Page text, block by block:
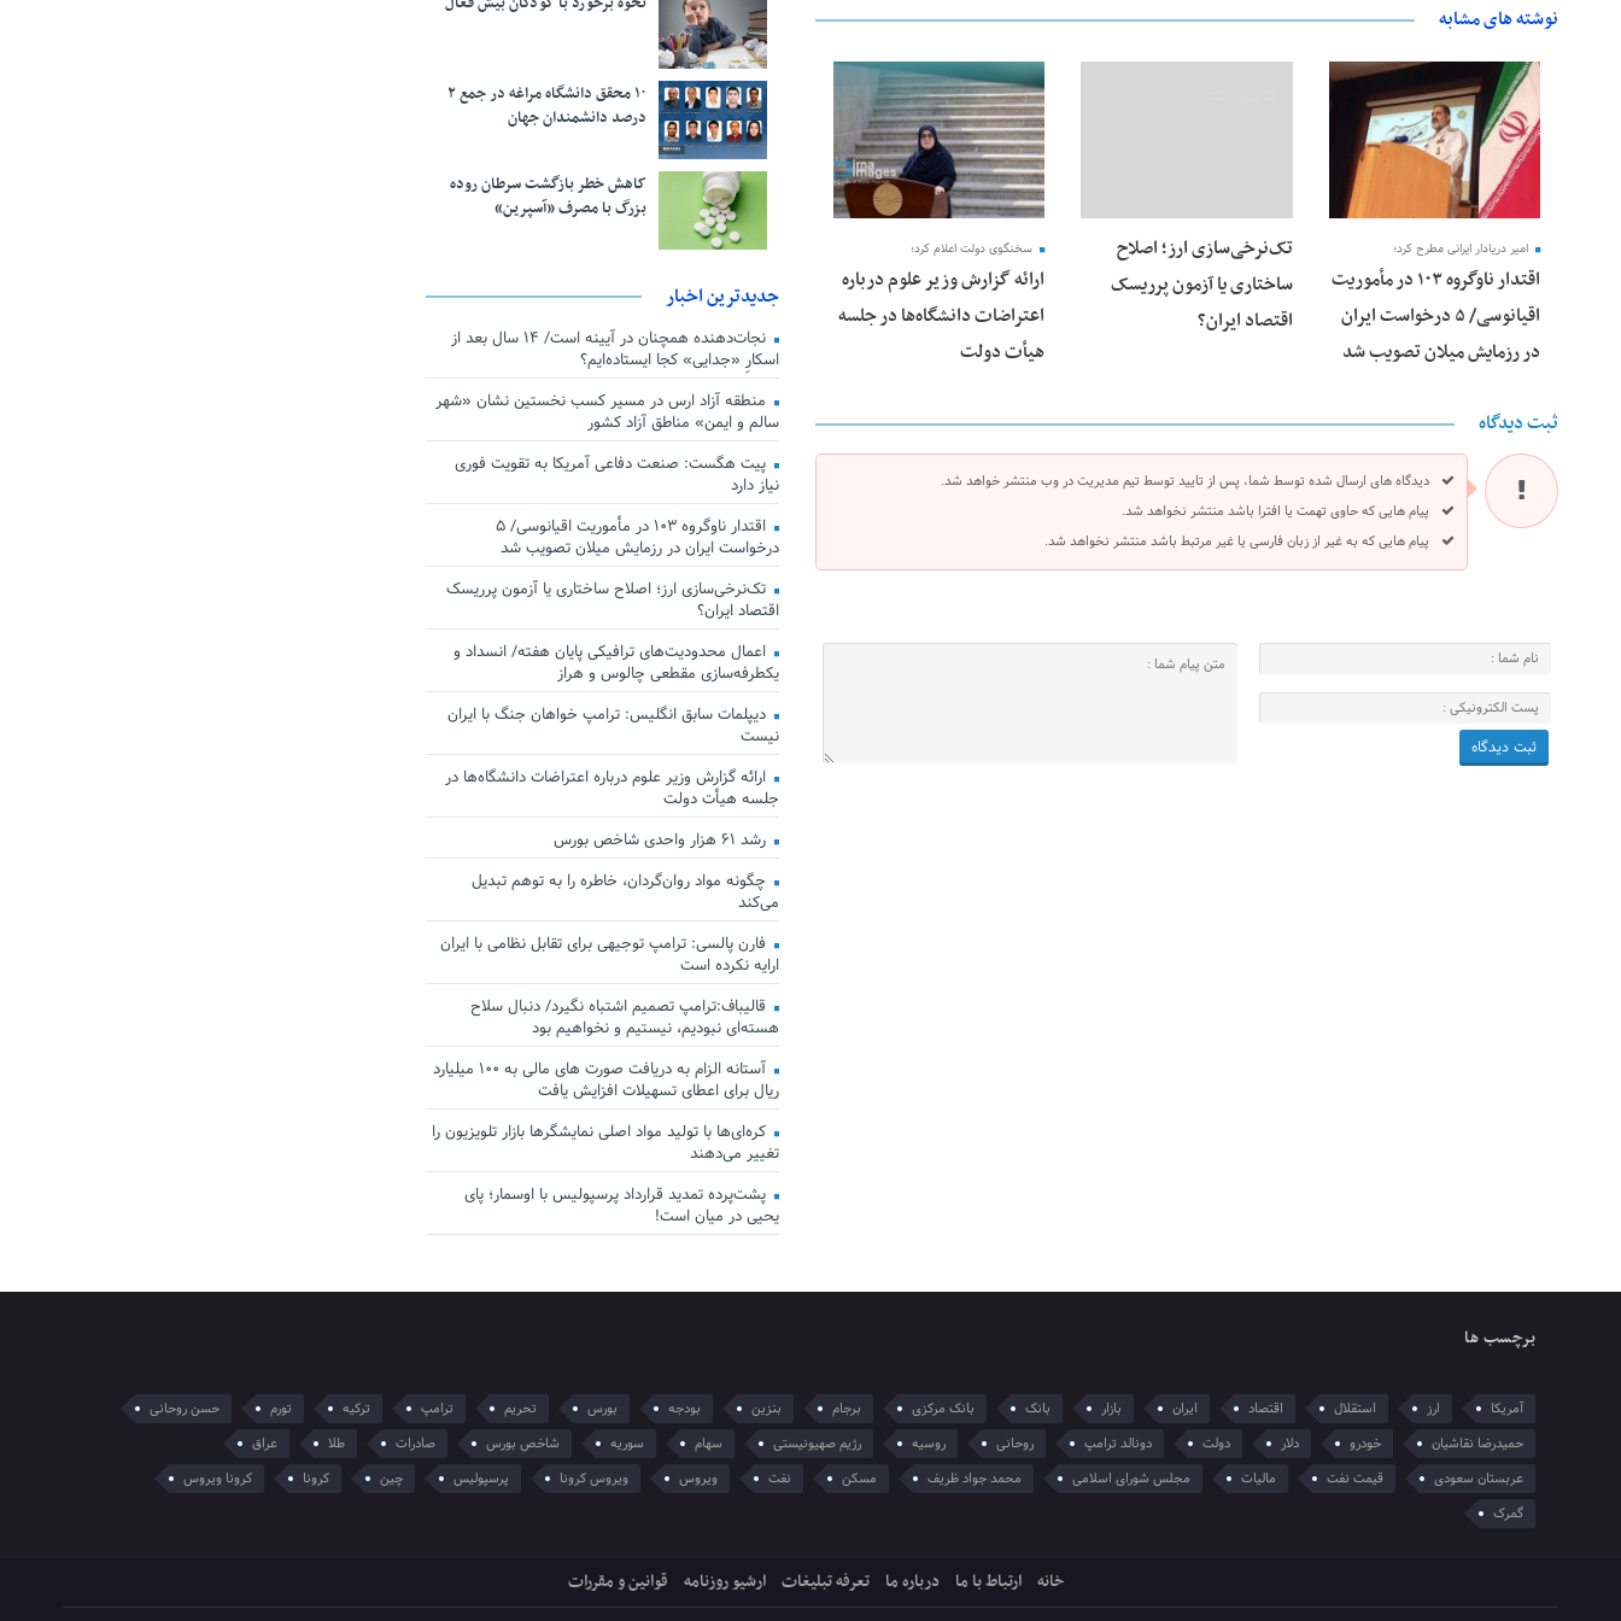
نوشته های مشابه
28 فوریه 2026
امیر دریادار ایرانی مطرح کرد؛
اقتدار ناوگروه ۱۰۳ در مأموریت‌
اقیانوسی/ ۵ درخواست ایران
در رزمایش میلان تصویب شد
تک‌نرخی‌سازی ارز؛ اصلاح
ساختاری یا آزمون پرریسک
اقتصاد ایران؟
25 فوریه 2026
سخنگوی دولت اعلام کرد؛
ارائه گزارش وزیر علوم درباره
اعتراضات دانشگاه‌ها در جلسه
هیأت دولت
ثبت دیدگاه
دیدگاه های ارسال شده توسط شما، پس از تایید توسط تیم مدیریت در وب منتشر خواهد شد.
پیام هایی که حاوی تهمت یا افترا باشد منتشر نخواهد شد.
پیام هایی که به غیر از زبان فارسی یا غیر مرتبط باشد منتشر نخواهد شد.
۱۰ محقق دانشگاه مراغه در جمع ۲
درصد دانشمندان جهان
کاهش خطر بازگشت سرطان روده
بزرگ با مصرف «آسپرین»
جدیدترین اخبار
نجات‌دهنده‌ همچنان در آیینه است/ ۱۴ سال بعد از
اسکارِ «جدایی» کجا ایستاده‌ایم؟
منطقه آزاد ارس در مسیر کسب نخستین نشان «شهر
سالم و ایمن» مناطق آزاد کشور
پیت هگست: صنعت دفاعی آمریکا به تقویت فوری
نیاز دارد
اقتدار ناوگروه ۱۰۳ در مأموریت‌ اقیانوسی/ ۵
درخواست ایران در رزمایش میلان تصویب شد
تک‌نرخی‌سازی ارز؛ اصلاح ساختاری یا آزمون پرریسک
اقتصاد ایران؟
اعمال محدودیت‌های ترافیکی پایان هفته/ انسداد و
یکطرفه‌سازی مقطعی چالوس و هراز
دیپلمات سابق انگلیس:‌ ترامپ خواهان جنگ با ایران
نیست
ارائه گزارش وزیر علوم درباره اعتراضات دانشگاه‌ها در
جلسه هیأت دولت
رشد ۶۱ هزار واحدی شاخص بورس
چگونه مواد روان‌گردان، خاطره را به توهم تبدیل
می‌کند
فارن پالسی: ترامپ توجیهی برای تقابل نظامی با ایران
ارایه نکرده است
قالیباف:ترامپ تصمیم اشتباه نگیرد/ دنبال سلاح
هسته‌ای نبودیم، نیستیم و نخواهیم بود
آستانه الزام به دریافت صورت های مالی به ۱۰۰ میلیارد
ریال برای اعطای تسهیلات افزایش یافت
کره‌ای‌ها با تولید مواد اصلی نمایشگرها بازار تلویزیون را
تغییر می‌دهند
پشت‌پرده تمدید قرارداد پرسپولیس با اوسمار؛ پای
یحیی در میان است!
برچسب ها
آمریکا ارز استقلال اقتصاد ایران بازار بانک بانک مرکزی برجام بنزین بودجه بورس تحریم ترامپ ترکیه تورم
حسن روحانی
حمیدرضا نقاشیان
خودرو دلار دولت دونالد ترامپ روحانی روسیه رژیم صهیونیستی سهام سوریه شاخص بورس صادرات طلا
عراق
عربستان سعودی
قیمت نفت مالیات مجلس شورای اسلامی محمد جواد ظریف مسکن نفت ویروس ویروس کرونا پرسپولیس چین کرونا
کرونا ویروس
گمرک
خانه ارتباط با ما درباره ما تعرفه تبلیغات ارشیو روزنامه قوانین و مقررات